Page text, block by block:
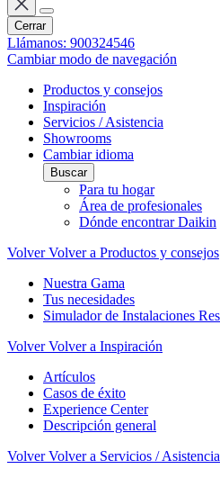
Cerrar
Llámanos: 900324546
Cambiar modo de navegación
Productos y consejos
Inspiración
Servicios / Asistencia
Showrooms
Cambiar idioma
Buscar
Para tu hogar
Área de profesionales
Dónde encontrar Daikin
Volver Volver a Productos y consejos
Nuestra Gama
Tus necesidades
Simulador de Instalaciones
Volver Volver a Inspiración
Artículos
Casos de éxito
Experience Center
Descripción general
Volver Volver a Servicios / Asistencia